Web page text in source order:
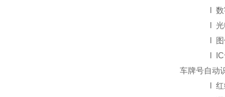
IC
车牌号自动